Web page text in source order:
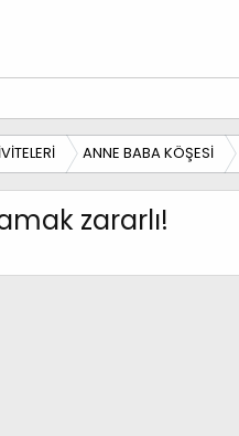
ANNE BABA KÖŞESİ
zararlı!